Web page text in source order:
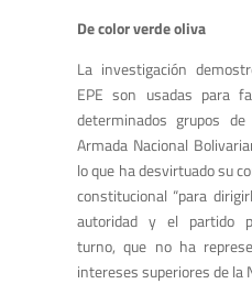
De color verde oliva
La investigación
EPE son usadas para
determinados grupos
Armada Nacional
lo que ha desvirtuado su
constitucional “para
autoridad y el partido
turno, que no ha
intereses superiores de la